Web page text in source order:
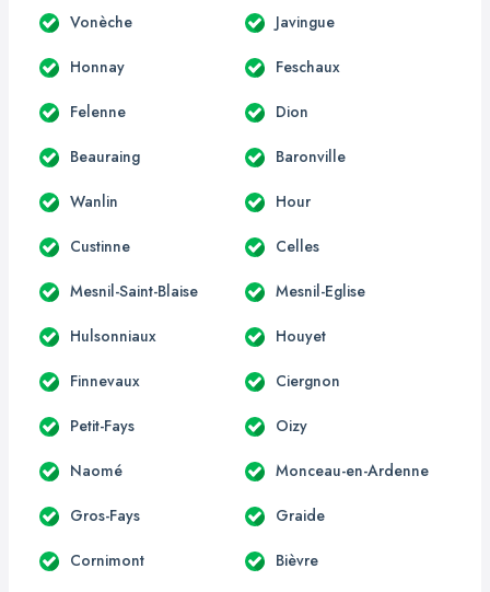
Vonèche Javingue
Honnay Feschaux
Felenne Dion
Beauraing Baronville
Wanlin Hour
Custinne Celles
Mesnil-Saint-Blaise Mesnil-Eglise
Hulsonniaux Houyet
Finnevaux Ciergnon
Petit-Fays Oizy
Naomé Monceau-en-Ardenne
Gros-Fays Graide
Cornimont Bièvre